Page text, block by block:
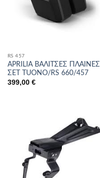
RS 457
APRILIA ΒΑΛΙΤΣΕΣ ΠΛΑΙΝΕΣ
ΣΕΤ TUONO/RS 660/457
399,00 €